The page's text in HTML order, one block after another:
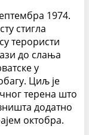
1974.
стигла
терористи
до слања
у
Циљ је
терена што
додатно
октобра.